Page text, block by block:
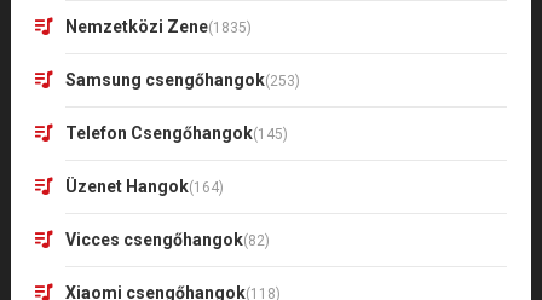
Nemzetközi Zene(1835)
Samsung csengőhangok(253)
Telefon Csengőhangok(145)
Üzenet Hangok(164)
Vicces csengőhangok(82)
Xiaomi csengőhangok(118)